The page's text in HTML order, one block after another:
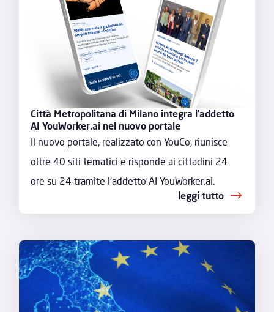
Città Metropolitana di Milano integra l’addetto
AI YouWorker.ai nel nuovo portale
Il nuovo portale, realizzato con YouCo, riunisce
oltre 40 siti tematici e risponde ai cittadini 24
ore su 24 tramite l’addetto AI YouWorker.ai.
leggi tutto